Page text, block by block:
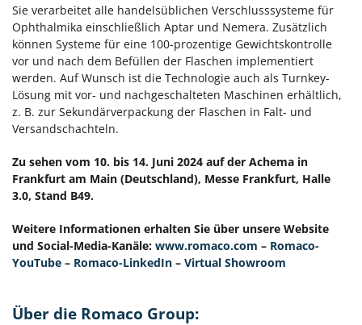
Sie verarbeitet alle handelsüblichen Verschlusssysteme für
Ophthalmika einschließlich Aptar und Nemera. Zusätzlich
können Systeme für eine 100-prozentige Gewichtskontrolle
vor und nach dem Befüllen der Flaschen implementiert
werden. Auf Wunsch ist die Technologie auch als Turnkey-
Lösung mit vor- und nachgeschalteten Maschinen erhältlich,
z. B. zur Sekundärverpackung der Flaschen in Falt- und
Versandschachteln.
Zu sehen vom 10. bis 14. Juni 2024 auf der Achema in
Frankfurt am Main (Deutschland), Messe Frankfurt, Halle
3.0, Stand B49.
Weitere Informationen erhalten Sie über unsere Website
und Social-Media-Kanäle: www.romaco.com – Romaco-
YouTube – Romaco-LinkedIn – Virtual Showroom
Über die Romaco Group: